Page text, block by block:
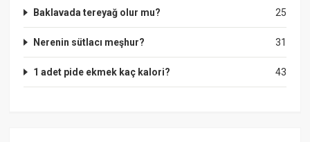
25
Baklavada tereyağ olur mu?
31
Nerenin sütlacı meşhur?
43
1 adet pide ekmek kaç kalori?